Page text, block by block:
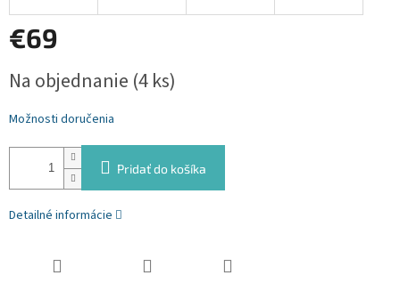
€69
cena:
Na objednanie (4 ks)
Možnosti doručenia
Pridať do košíka
Detailné informácie